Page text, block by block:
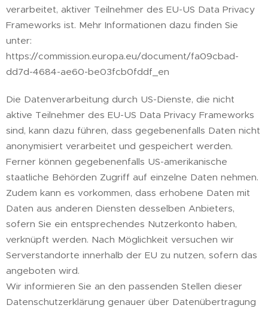
verarbeitet, aktiver Teilnehmer des EU-US Data Privacy
Frameworks ist. Mehr Informationen dazu finden Sie
unter:
https://commission.europa.eu/document/fa09cbad-
dd7d-4684-ae60-be03fcb0fddf_en
Die Datenverarbeitung durch US-Dienste, die nicht
aktive Teilnehmer des EU-US Data Privacy Frameworks
sind, kann dazu führen, dass gegebenenfalls Daten nicht
anonymisiert verarbeitet und gespeichert werden.
Ferner können gegebenenfalls US-amerikanische
staatliche Behörden Zugriff auf einzelne Daten nehmen.
Zudem kann es vorkommen, dass erhobene Daten mit
Daten aus anderen Diensten desselben Anbieters,
sofern Sie ein entsprechendes Nutzerkonto haben,
verknüpft werden. Nach Möglichkeit versuchen wir
Serverstandorte innerhalb der EU zu nutzen, sofern das
angeboten wird.
Wir informieren Sie an den passenden Stellen dieser
Datenschutzerklärung genauer über Datenübertragung